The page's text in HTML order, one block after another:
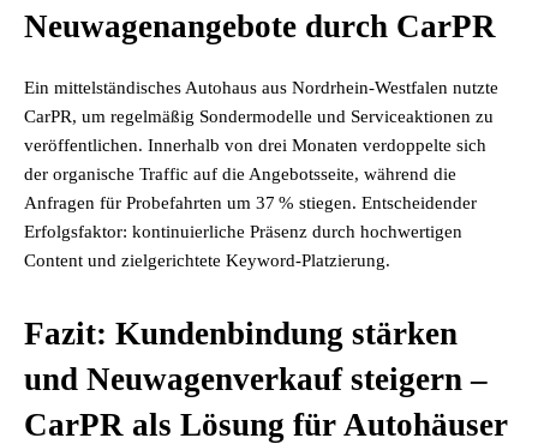
Neuwagenangebote durch CarPR
Ein mittelständisches Autohaus aus Nordrhein-Westfalen nutzte
CarPR, um regelmäßig Sondermodelle und Serviceaktionen zu
veröffentlichen. Innerhalb von drei Monaten verdoppelte sich
der organische Traffic auf die Angebotsseite, während die
Anfragen für Probefahrten um 37 % stiegen. Entscheidender
Erfolgsfaktor: kontinuierliche Präsenz durch hochwertigen
Content und zielgerichtete Keyword-Platzierung.
Fazit: Kundenbindung stärken
und Neuwagenverkauf steigern –
CarPR als Lösung für Autohäuser